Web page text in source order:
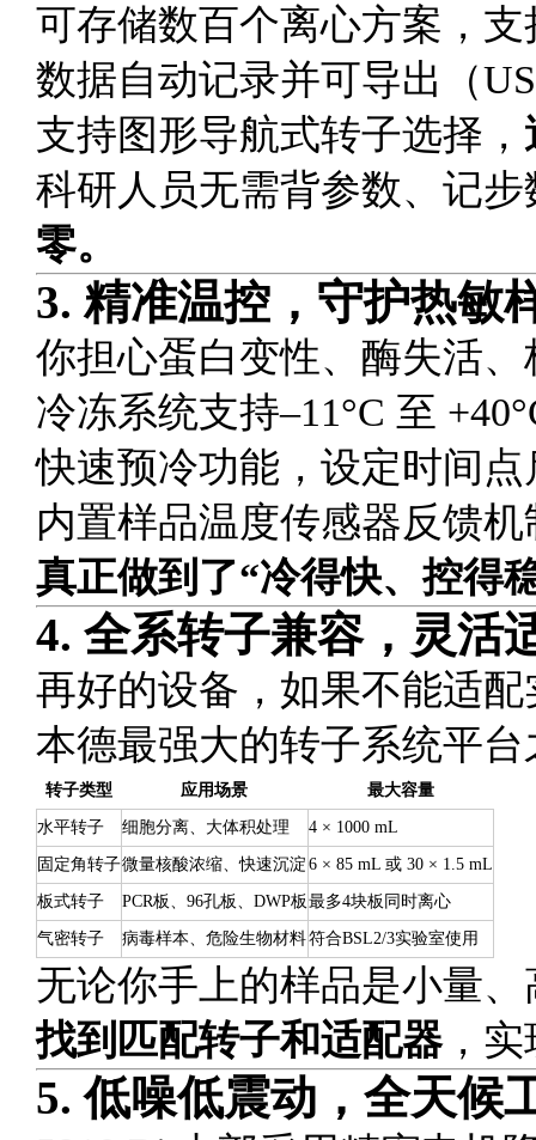
可存储数百个离心方案，
数据自动记录并可导出（
支持图形导航式转子选择，
科研人员无需背参数、记
零。
3.精准温控，守护热敏
你担心蛋白变性、酶失活
冷冻系统支持–11°C 至
快速预冷功能，设定时间
内置样品温度传感器反馈
真正做到了“冷得快、控得
4. 全系转子兼容，灵活
再好的设备，如果不能适
本德最强大的转子系统平台
转子类型 应用场景 最大容量
水平转子 细胞分离、大体积处理 4 × 1000 mL
固定角转子微量核酸浓缩、快速沉淀 6 × 85 mL 或 30 × 1.5 mL
板式转子 PCR板、96孔板、DWP板 最多4块板同时离心
气密转子 病毒样本、危险生物材料符合BSL2/3实验室使用
无论你手上的样品是小量
找到匹配转子和适配器，实
5.低噪低震动，全天候